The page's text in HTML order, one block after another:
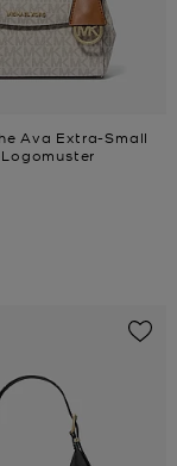
Ava Extra-Small